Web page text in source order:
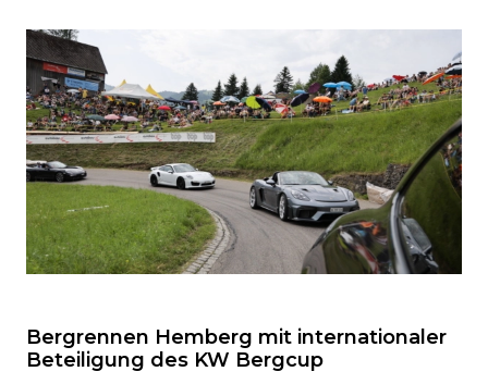
Bergrennen Hemberg mit internationaler
Beteiligung des KW Bergcup